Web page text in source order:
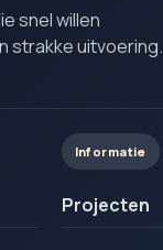
snel willen
strakke uitvoering.
Informatie
Projecten